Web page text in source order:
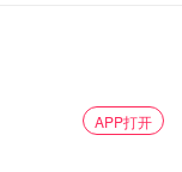
APP打开